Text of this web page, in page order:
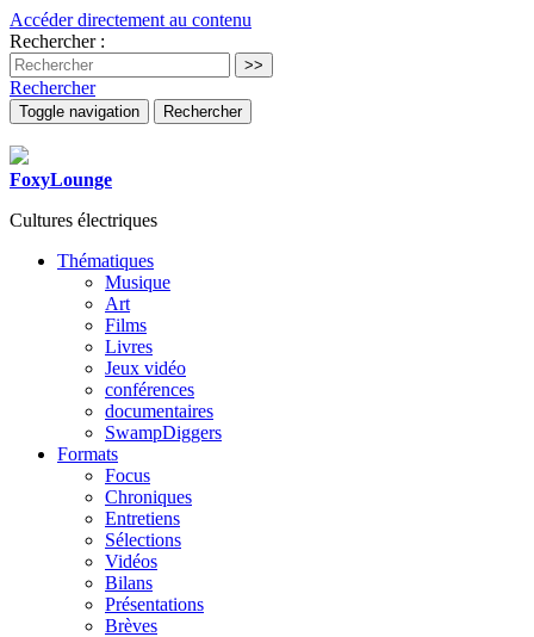
Accéder directement au contenu
Rechercher :
Rechercher
Toggle navigation Rechercher
FoxyLounge
Cultures électriques
Thématiques
Musique
Art
Films
Livres
Jeux vidéo
conférences
documentaires
SwampDiggers
Formats
Focus
Chroniques
Entretiens
Sélections
Vidéos
Bilans
Présentations
Brèves